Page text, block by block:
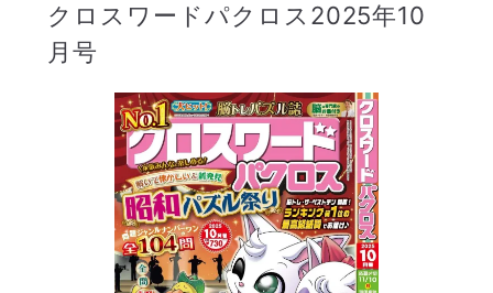
クロスワードパクロス2025年10
月号